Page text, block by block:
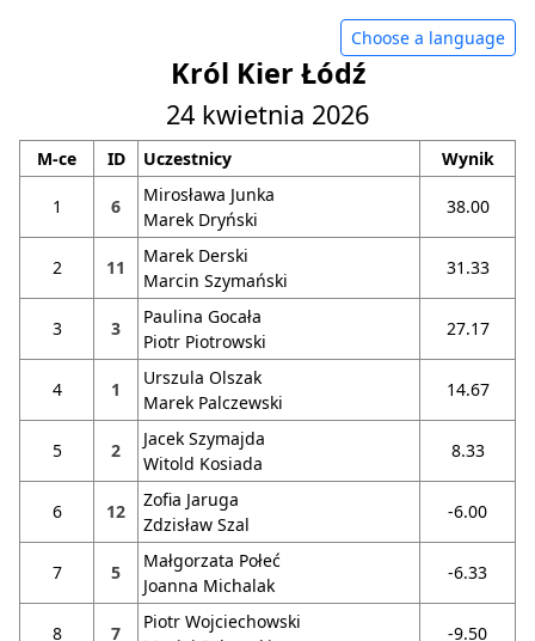
Choose a language
Król Kier Łódź
24 kwietnia 2026
M-ce ID Uczestnicy Wynik
1 6
Mirosława Junka
Marek Dryński
38.00
2 11
Marek Derski
Marcin Szymański
31.33
3 3
Paulina Gocała
Piotr Piotrowski
27.17
4 1
Urszula Olszak
Marek Palczewski
14.67
5 2
Jacek Szymajda
Witold Kosiada
8.33
6 12
Zofia Jaruga
Zdzisław Szal
-6.00
7 5
Małgorzata Połeć
Joanna Michalak
-6.33
8 7
Piotr Wojciechowski
-9.50